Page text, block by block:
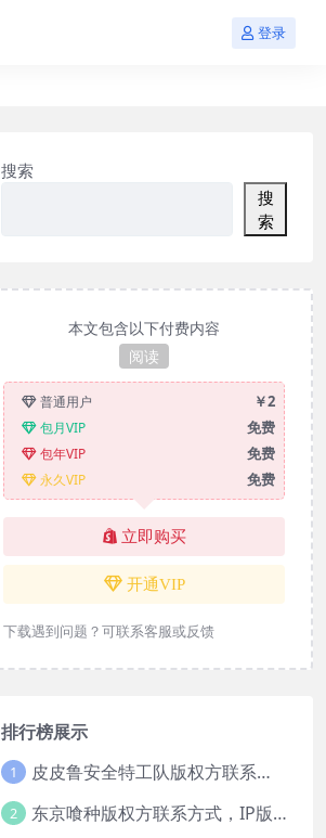
登录
搜索
搜
索
本文包含以下付费内容
阅读
普通用户 ￥2
包月VIP 免费
包年VIP 免费
永久VIP 免费
立即购买
开通VIP
下载遇到问题？可联系客服或反馈
排行榜展示
1 皮皮鲁安全特工队版权方联系方式，IP版权授权
2 东京喰种版权方联系方式，IP版权授权